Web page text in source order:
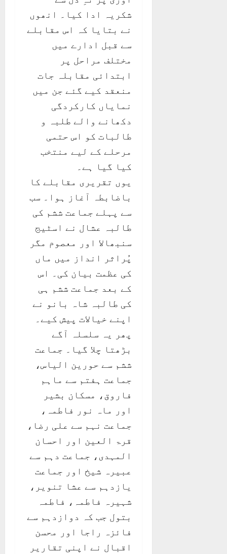
شکریہ ادا کیا۔ انھوں
نے بتایا کہ اس مقابلے
سے قبل ادارے میں
مختلف مراحل پر
ابتدائی مقابلہ جات
منعقد کیے گئے جن میں
نمایاں کارکردگی
دکھانے والے طلبہ و
طالبات کو اس حتمی
مرحلے کے لیے منتخب
کیا گیا ہے۔
یوں تقریری مقابلے کا
باضابطہ آغاز ہوا۔ سب
سے پہلے جماعت ششم کی
طالبہ عشال نے اسٹیج
سنبھالا اور معصوم مگر
پُراثر انداز میں ماں
کی عظمت بیان کی۔ اس
کے بعد جماعت ششم ہی
کی طالبہ شاہ بانو نے
اپنے خیالات پیش کیے۔
پھر یہ سلسلہ آگے
بڑھتا چلا گیا۔ جماعت
ششم سے حورین الیاس،
جماعت ہفتم سے ماہم
فاروق، مسکان بشیر
اور ماہ نور فاطمہ،
جماعت نہم سے علی رضا،
قرۃ العین اور احسان
المہدی، جماعت دہم سے
عبیرہ شیخ اور جماعت
یازدہم سے عشا تنویر،
شہیرہ فاطمہ، فاطمہ
بتول جب کہ دوازدہم سے
فائزہ راجا اور محسن
اقبال نے اپنی تقاریر